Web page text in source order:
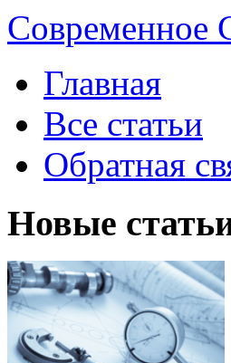
Современное
Главная
Все статьи
Обратная
Новые